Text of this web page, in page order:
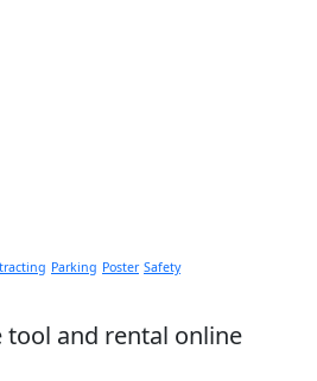
Parking Poster Safety
and rental online